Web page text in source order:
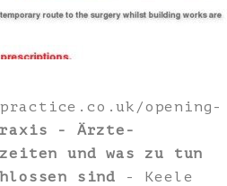
opening-
- Ärzte-
und was zu tun
sind - Keele